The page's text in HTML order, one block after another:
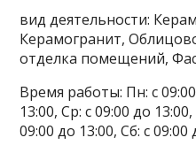
вид деятельности:
Керамогранит,
отделка помещений,
Время работы: Пн: с
13:00, Ср: с 09:00 до
09:00 до 13:00, Сб: с